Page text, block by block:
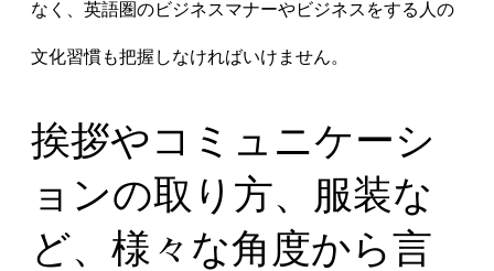
なく、英語圏のビジネスマナーやビジネスをする人の
文化習慣も把握しなければいけません。
挨拶やコミュニケーシ
ョンの取り方、服装な
ど、様々な角度から言